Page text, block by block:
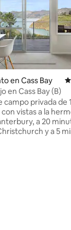
de 5, 185 reseñas
en Cass Bay
en Cass Bay (B)
campo privada de 1
vistas a la
a 20
y a 5